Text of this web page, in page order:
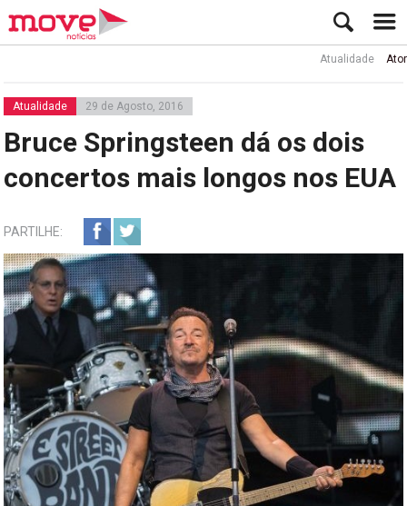
Atualidade Ator Rui
Atualidade 29 de Agosto, 2016
Bruce Springsteen dá os dois
concertos mais longos nos EUA
PARTILHE: